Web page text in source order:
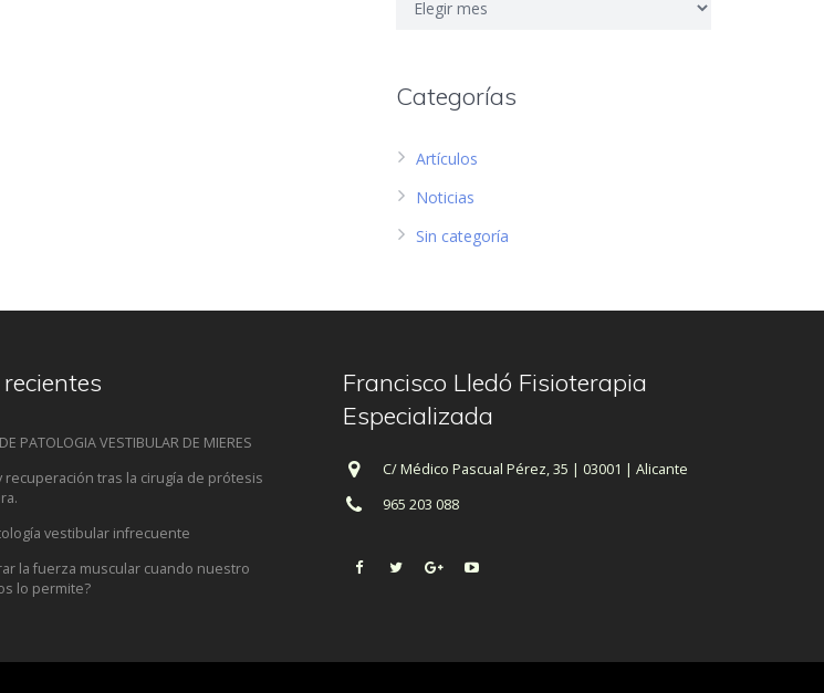
Categorías
Artículos
Noticias
Sin categoría
PATOLOGIA VESTIBULAR DE MIERES
recuperación tras la cirugía de prótesis
vestibular infrecuente
la fuerza muscular cuando nuestro
lo permite?
Francisco Lledó Fisioterapia
Especializada
C/ Médico Pascual Pérez, 35 | 03001 | Alicante
965 203 088